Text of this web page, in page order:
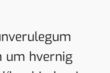
um hvernig